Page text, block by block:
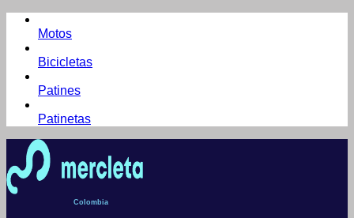
Motos
Bicicletas
Patines
Patinetas
Colombia